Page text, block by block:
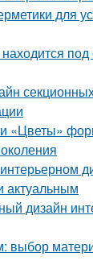
для
«Цветы»
актуальным
дизайн
выбор